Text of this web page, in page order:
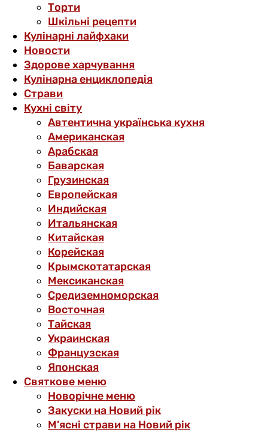
Торти
Шкільні рецепти
Кулінарні лайфхаки
Новости
Здорове харчування
Кулінарна енциклопедія
Страви
Кухні світу
Автентична українська кухня
Американская
Арабская
Баварская
Грузинская
Европейская
Индийская
Итальянская
Китайская
Корейская
Крымскотатарская
Мексиканская
Средиземноморская
Восточная
Тайская
Украинская
Французская
Японская
Святкове меню
Новорічне меню
Закуски на Новий рік
М’ясні страви на Новий рік